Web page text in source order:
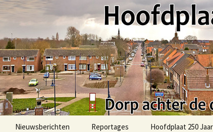
Nieuwsberichten Reportages Hoofdplaat 250 Jaar